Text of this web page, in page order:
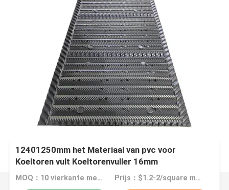
12401250mm het Materiaal van pvc voor
Koeltoren vult Koeltorenvuller 16mm
MOQ：10 vierkante meters Prijs：$1.2-2/square meters